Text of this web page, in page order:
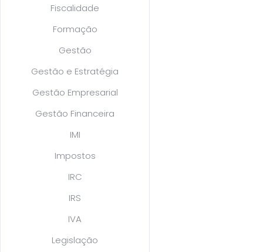
Fiscalidade
Formação
Gestão
Gestão e Estratégia
Gestão Empresarial
Gestão Financeira
IMI
Impostos
IRC
IRS
IVA
Legislação